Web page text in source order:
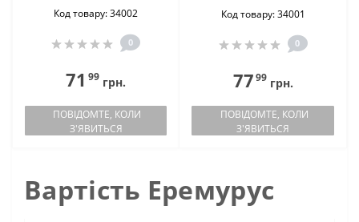
Код товару: 34002
0
71 99 грн.
ПОВІДОМТЕ, КОЛИ
З'ЯВИТЬСЯ
Код товару: 34001
0
7799грн.
ПОВІДОМТЕ, КОЛИ
З'ЯВИТЬСЯ
Вартість Еремурус